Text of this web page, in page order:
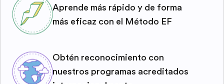
Aprende más rápido y de forma
más eficaz con el Método EF
Obtén reconocimiento con
nuestros programas acreditados